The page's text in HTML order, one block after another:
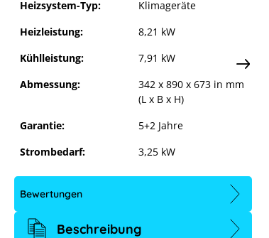
Heizsystem-Typ:
Klimageräte
Heizleistung:
8,21 kW
Kühlleistung:
7,91 kW
Abmessung:
342 x 890 x 673 in mm
(L x B x H)
Garantie:
5+2 Jahre
Strombedarf:
3,25 kW
Bewertungen
Beschreibung